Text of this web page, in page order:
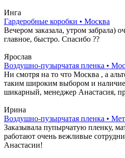
Инга
Гардеробные коробки • Москва
Вечером заказала, утром забрала)
главное, быстро. Спасибо ??
Ярослав
Воздушно-пузырчатая пленка •
Ни смотря на то что Москва , а
таким широким выбором и
шикарный, менеджер Анастасия,
Ирина
Воздушно-пузырчатая пленка •
Заказывала пупырчатую пленку,
работают очень вежливые
Анастасии!